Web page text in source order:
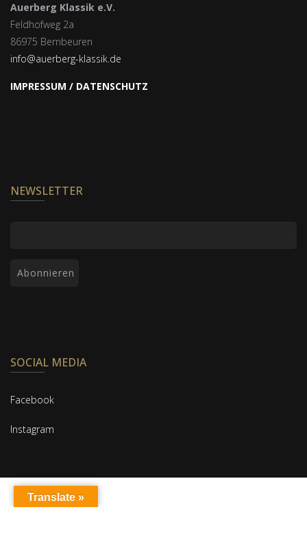
Auerberg Klassik e.V.
Feldhofweg 2a
86975 Bernbeuren
info@auerberg-klassik.de
IMPRESSUM / DATENSCHUTZ
NEWSLETTER
SOCIAL MEDIA
Facebook
Instagram
Translate »